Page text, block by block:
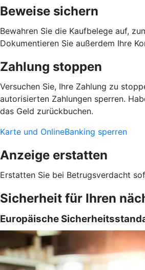
Beweise sichern
Bewahren Sie die Kaufbelege auf,
Dokumentieren Sie außerdem Ihre
Zahlung stoppen
Versuchen Sie, Ihre Zahlung zu
autorisierten Zahlungen sperren.
das Geld zurückbuchen.
Karte und OnlineBanking sperren
Anzeige erstatten
Erstatten Sie bei Betrugsverdacht
Sicherheit für Ihren
Europäische